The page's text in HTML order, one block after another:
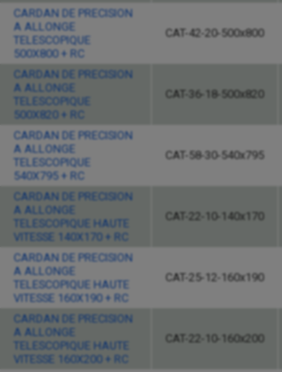
CARDAN DE PRECISION
A ALLONGE
TELESCOPIQUE
500X800 + RC
CAT-42-20-500x800
CARDAN DE PRECISION
A ALLONGE
TELESCOPIQUE
500X820 + RC
CAT-36-18-500x820
CARDAN DE PRECISION
A ALLONGE
TELESCOPIQUE
540X795 + RC
CAT-58-30-540x795
CARDAN DE PRECISION
A ALLONGE
TELESCOPIQUE HAUTE
VITESSE 140X170 + RC
CAT-22-10-140x170
CARDAN DE PRECISION
A ALLONGE
TELESCOPIQUE HAUTE
VITESSE 160X190 + RC
CAT-25-12-160x190
CARDAN DE PRECISION
A ALLONGE
TELESCOPIQUE HAUTE
VITESSE 160X200 + RC
CAT-22-10-160x200